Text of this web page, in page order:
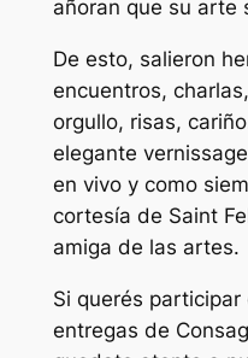
añoran que su arte
De esto, salieron
encuentros,
orgullo, risas,
elegante
en vivo y como
cortesía de Saint
amiga de las artes.
Si querés
entregas de